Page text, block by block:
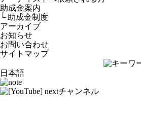
助成金案内
└ 助成金制度
アーカイブ
お知らせ
お問い合わせ
サイトマップ